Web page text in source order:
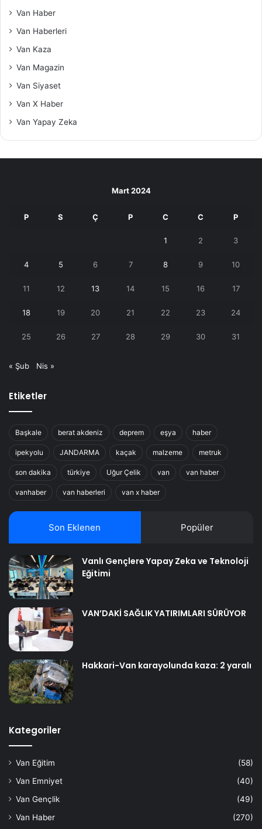
Van Haber
Van Haberleri
Van Kaza
Van Magazin
Van Siyaset
Van X Haber
Van Yapay Zeka
Mart 2024
P S Ç P C C P
1 2 3
4 5 6 7 8 9 10
11 12 13 14 15 16 17
18 19 20 21 22 23 24
25 26 27 28 29 30 31
« Şub Nis »
Etiketler
Başkale berat akdeniz deprem eşya haber
ipekyolu JANDARMA kaçak malzeme metruk
son dakika türkiye Uğur Çelik van van haber
vanhaber van haberleri van x haber
Son Eklenen Popüler
Vanlı Gençlere Yapay Zeka ve Teknoloji
Eğitimi
VAN’DAKİ SAĞLIK YATIRIMLARI SÜRÜYOR
Hakkari-Van karayolunda kaza: 2 yaralı
Kategoriler
Van Eğitim
(58)
Van Emniyet
(40)
Van Gençlik
(49)
Van Haber
(270)